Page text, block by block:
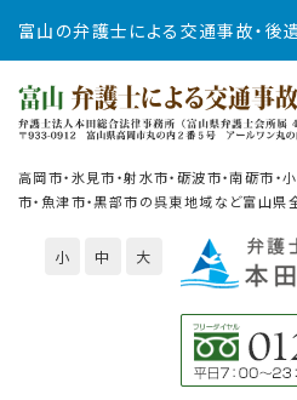
高岡市・氷見市・射水市・砺波市・南砺市・
市・魚津市・黒部市の呉東地域など富山県
小 中 大